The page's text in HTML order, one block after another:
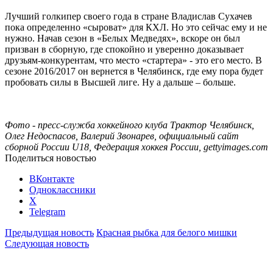
Лучший голкипер своего года в стране Владислав Сухачев
пока определенно «сыроват» для КХЛ. Но это сейчас ему и не
нужно. Начав сезон в «Белых Медведях», вскоре он был
призван в сборную, где спокойно и уверенно доказывает
друзьям-конкурентам, что место «стартера» - это его место. В
сезоне 2016/2017 он вернется в Челябинск, где ему пора будет
пробовать силы в Высшей лиге. Ну а дальше – больше.
Фото - пресс-служба хоккейного клуба Трактор Челябинск,
Олег Недоспасов, Валерий Звонарев, официальный сайт
сборной России U18, Федерация хоккея России, gettyimages.com
Поделиться новостью
ВКонтакте
Одноклассники
X
Telegram
Предыдущая новость Красная рыбка для белого мишки
Следующая новость